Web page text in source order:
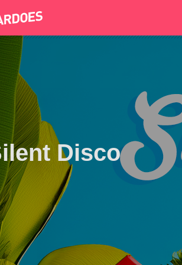
Disco